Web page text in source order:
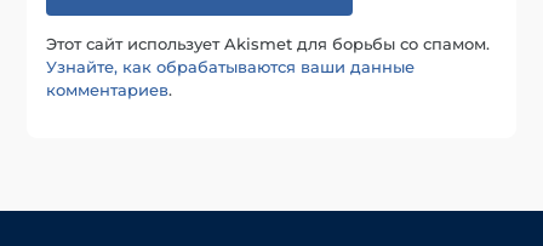
Этот сайт использует Akismet для борьбы со спамом.
Узнайте, как обрабатываются ваши данные
комментариев.